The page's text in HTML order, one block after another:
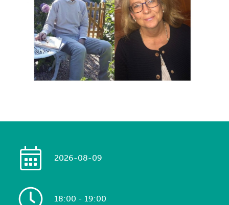
2026-08-09
18:00 - 19:00